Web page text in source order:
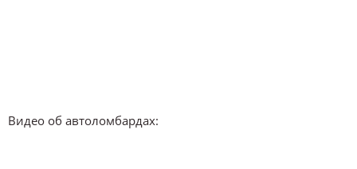
Видео об автоломбардах: